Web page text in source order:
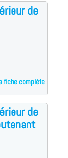
de
fiche complète
de